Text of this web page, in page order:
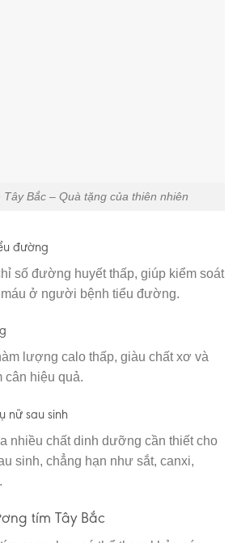
Bắc – Quà tặng của thiên nhiên
đường
số đường huyết thấp, giúp kiểm soát
ở người bệnh tiểu đường.
lượng calo thấp, giàu chất xơ và
cân hiệu quả.
nữ sau sinh
nhiều chất dinh dưỡng cần thiết cho
sinh, chẳng hạn như sắt, canxi,
tím Tây Bắc